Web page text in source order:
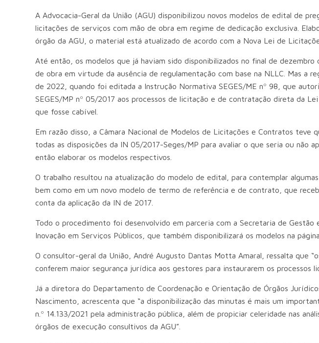
A Advocacia-Geral da União (AGU) disponibilizou novos modelos de edital de
licitações de serviços com mão de obra em regime de dedicação exclusiva.
órgão da AGU, o material está atualizado de acordo com a Nova Lei de
Até então, os modelos que já haviam sido disponibilizados no final de
de obra em virtude da ausência de regulamentação com base na NLLC. Mas a
de 2022, quando foi editada a Instrução Normativa SEGES/ME nº 98, que
SEGES/MP nº 05/2017 aos processos de licitação e de contratação direta da
que fosse cabível.
Em razão disso, a Câmara Nacional de Modelos de Licitações e Contratos teve
todas as disposições da IN 05/2017-Seges/MP para avaliar o que seria ou não
então elaborar os modelos respectivos.
O trabalho resultou na atualização do modelo de edital, para contemplar
bem como em um novo modelo de termo de referência e de contrato, que
conta da aplicação da IN de 2017.
Todo o procedimento foi desenvolvido em parceria com a Secretaria de Gestão
Inovação em Serviços Públicos, que também disponibilizará os modelos na
O consultor-geral da União, André Augusto Dantas Motta Amaral, ressalta que
conferem maior segurança jurídica aos gestores para instaurarem os processos
Já a diretora do Departamento de Coordenação e Orientação de Órgãos
Nascimento, acrescenta que “a disponibilização das minutas é mais um
n.º 14.133/2021 pela administração pública, além de propiciar celeridade nas
órgãos de execução consultivos da AGU”.